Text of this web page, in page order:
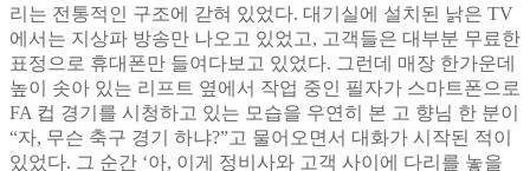
리는 전통적인 구조에 갇혀 있었다. 대기실에 설치된 낡은 TV
에서는 지상파 방송만 나오고 있었고, 고객들은 대부분 무료한
표정으로 휴대폰만 들여다보고 있었다. 그런데 매장 한가운데
높이 솟아 있는 리프트 옆에서 작업 중인 필자가 스마트폰으로
FA 컵 경기를 시청하고 있는 모습을 우연히 본 고 향님 한 분이
“자, 무슨 축구 경기 하냐?”고 물어오면서 대화가 시작된 적이
있었다. 그 순간 ‘아, 이게 정비사와 고객 사이에 다리를 놓을